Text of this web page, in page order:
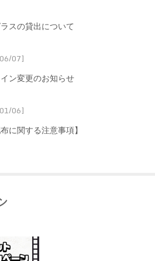
スの貸出について
07]
ン変更のお知らせ
06]
に関する注意事項】